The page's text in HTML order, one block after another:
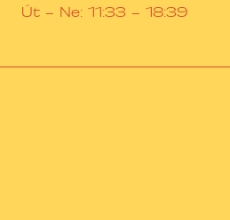
Út – Ne: 11:33 – 18:39